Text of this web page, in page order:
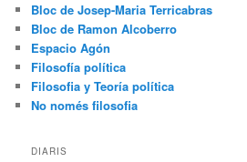
Bloc de Josep-Maria Terricabras
Bloc de Ramon Alcoberro
Espacio Agón
Filosofía política
Filosofia y Teoría política
No només filosofia
DIARIS